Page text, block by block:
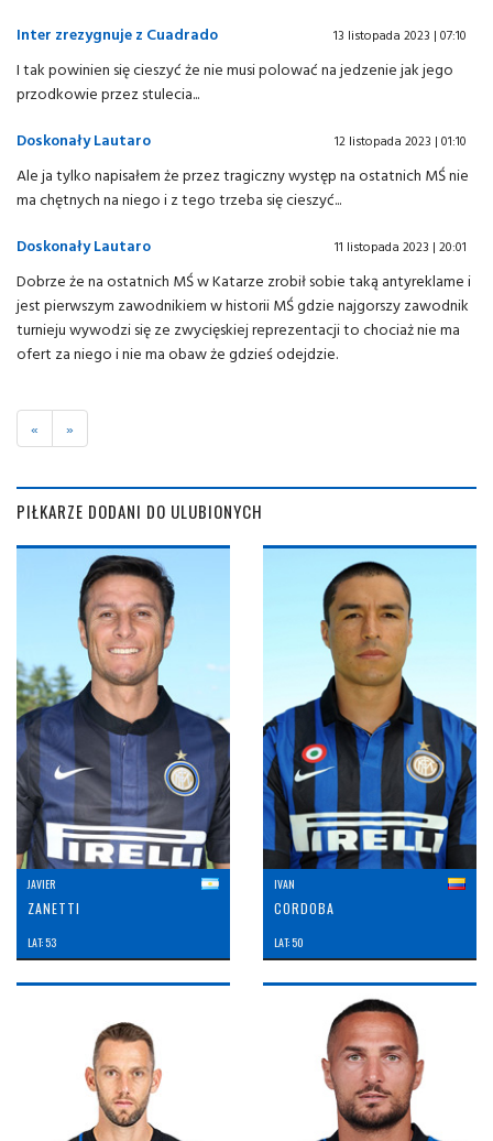
Inter zrezygnuje z Cuadrado
13 listopada 2023 | 07:10
I tak powinien się cieszyć że nie musi polować na jedzenie jak jego
przodkowie przez stulecia...
Doskonały Lautaro
12 listopada 2023 | 01:10
Ale ja tylko napisałem że przez tragiczny występ na ostatnich MŚ nie
ma chętnych na niego i z tego trzeba się cieszyć...
Doskonały Lautaro
11 listopada 2023 | 20:01
Dobrze że na ostatnich MŚ w Katarze zrobił sobie taką antyreklame i
jest pierwszym zawodnikiem w historii MŚ gdzie najgorszy zawodnik
turnieju wywodzi się ze zwycięskiej reprezentacji to chociaż nie ma
ofert za niego i nie ma obaw że gdzieś odejdzie.
« »
PIŁKARZE DODANI DO ULUBIONYCH
JAVIER
ZANETTI
LAT: 53
IVAN
CORDOBA
LAT: 50